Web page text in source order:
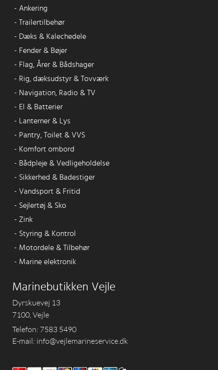
- Ankering
- Trailertilbehør
- Dæks & Kalechedele
- Fender & Bøjer
- Flag, Årer & Bådshager
- Rig, dæksudstyr & Tovværk
- Navigation, Radio & TV
- El & Batterier
- Lanterner & Lys
- Pantry, Toilet & VVS
- Komfort ombord
- Bådpleje & Vedligeholdelse
- Sikkerhed & Badestiger
- Vandsport & Fritid
- Sejlertøj & Sko
- Zink
- Styring & Kontrol
- Motordele & Tilbehør
- Marine elektronik
Marinebutikken Vejle
Dyrskuevej 13
7100, Vejle
Telefon: 7583 5490
E-mail: info@vejlemarineservice.dk